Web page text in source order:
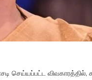
செய்யப்பட்ட